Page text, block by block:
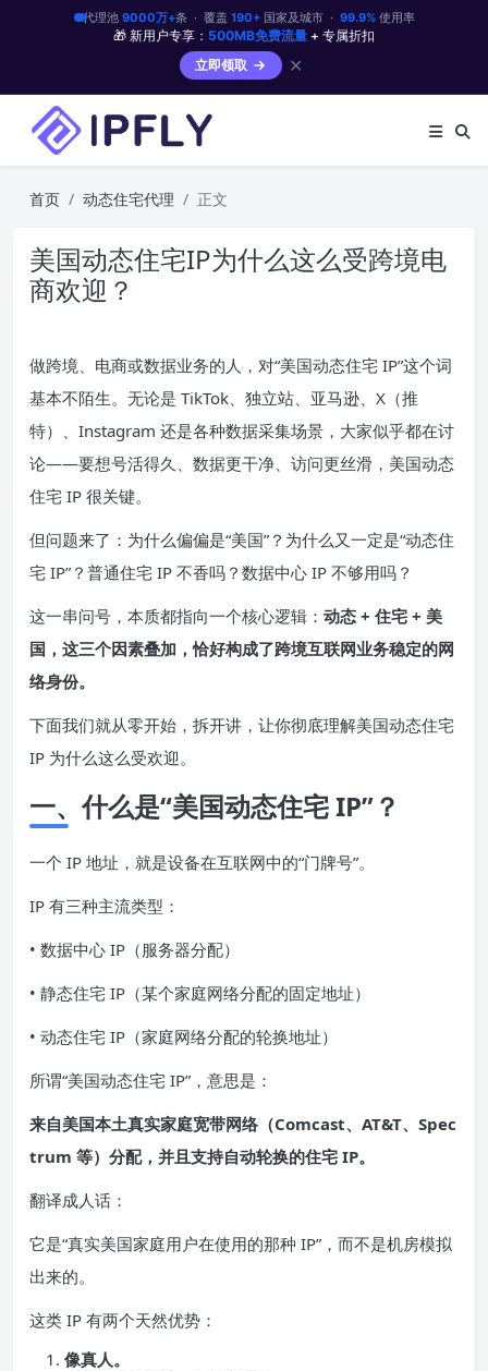
代理池 9000万+条 · 覆盖 190+国家及城市 · 99.9%使用率
🎁 新用户专享： 500MB免费流量 + 专属折扣
立即领取
✕
首页 动态住宅代理 正文
美国动态住宅IP为什么这么受跨境电
商欢迎？
做跨境、电商或数据业务的人，对“美国动态住宅 IP”这个词
基本不陌生。无论是 TikTok、独立站、亚马逊、X（推
特）、Instagram 还是各种数据采集场景，大家似乎都在讨
论——要想号活得久、数据更干净、访问更丝滑，美国动态
住宅 IP 很关键。
但问题来了：为什么偏偏是“美国”？为什么又一定是“动态住
宅 IP”？普通住宅 IP 不香吗？数据中心 IP 不够用吗？
这一串问号，本质都指向一个核心逻辑： 动态 + 住宅 + 美
国，这三个因素叠加，恰好构成了跨境互联网业务稳定的网
络身份。
下面我们就从零开始，拆开讲，让你彻底理解美国动态住宅
IP 为什么这么受欢迎。
一、什么是“美国动态住宅 IP”？
一个 IP 地址，就是设备在互联网中的“门牌号”。
IP 有三种主流类型：
• 数据中心 IP（服务器分配）
• 静态住宅 IP（某个家庭网络分配的固定地址）
• 动态住宅 IP（家庭网络分配的轮换地址）
所谓“美国动态住宅 IP”，意思是：
来自美国本土真实家庭宽带网络（Comcast、AT&T、Spec
trum 等）分配，并且支持自动轮换的住宅 IP。
翻译成人话：
它是“真实美国家庭用户在使用的那种 IP”，而不是机房模拟
出来的。
这类 IP 有两个天然优势：
像真人。